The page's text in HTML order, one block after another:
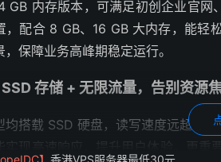
GB 内存版本，可满足初创企业官
，配合 8 GB、16 GB 大内存，能轻
，保障业务高峰期稳定运行。
存储 + 无限流量，告别资源
均搭载 SSD 硬盘，读写速度远超传